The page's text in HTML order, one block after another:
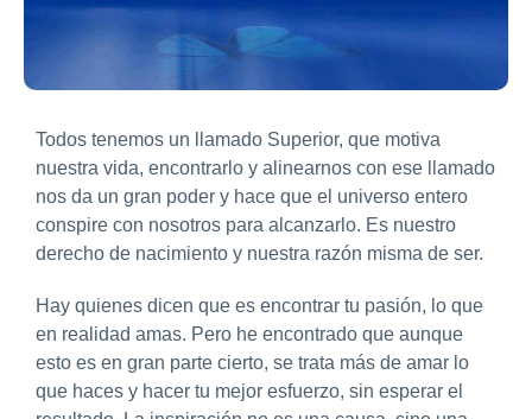
Todos tenemos un llamado Superior, que motiva
nuestra vida, encontrarlo y alinearnos con ese llamado
nos da un gran poder y hace que el universo entero
conspire con nosotros para alcanzarlo. Es nuestro
derecho de nacimiento y nuestra razón misma de ser.
Hay quienes dicen que es encontrar tu pasión, lo que
en realidad amas. Pero he encontrado que aunque
esto es en gran parte cierto, se trata más de amar lo
que haces y hacer tu mejor esfuerzo, sin esperar el